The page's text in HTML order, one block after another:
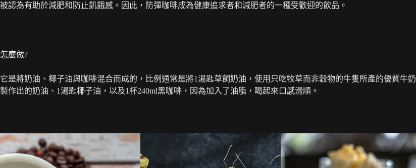
被認為有助於減肥和防止飢餓感。因此，防彈咖啡成為健康追求者和減肥者的一種受歡迎的飲品。
怎麼做?
它是將奶油、椰子油與咖啡混合而成的，比例通常是將1湯匙草飼奶油，使用只吃牧草而非穀物的牛隻所產的優質牛奶
製作出的奶油、1湯匙椰子油，以及1杯240ml黑咖啡，因為加入了油脂，喝起來口感滑順。